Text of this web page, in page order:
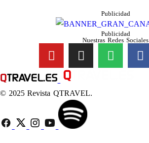
Publicidad
Publicidad
Nuestras Redes Sociales
© 2025 Revista QTRAVEL.